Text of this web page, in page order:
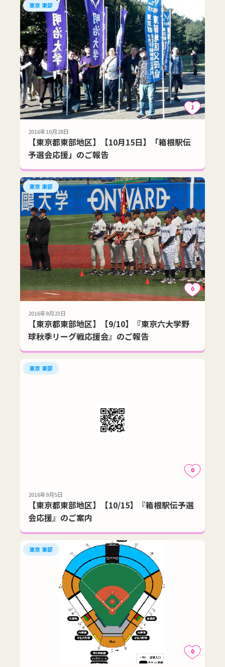
東京 東部
1
2016年10月28日
【東京都東部地区】【10月15日】「箱根駅伝
予選会応援」のご報告
東京 東部
0
2016年9月23日
【東京都東部地区】【9/10】『東京六大学野
球秋季リーグ戦応援会』のご報告
東京 東部
0
2016年9月5日
【東京都東部地区】【10/15】『箱根駅伝予選
会応援』のご案内
東京 東部
0